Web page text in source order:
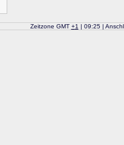
Zeitzone GMT +1 | 09:25 |